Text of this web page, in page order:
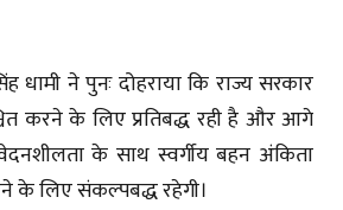
धामी ने पुनः दोहराया कि राज्य सरकार
करने के लिए प्रतिबद्ध रही है और आगे
के साथ स्वर्गीय बहन अंकिता
के लिए संकल्पबद्ध रहेगी।